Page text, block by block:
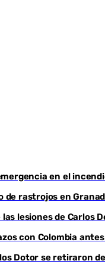
en el
de rastrojos en
las lesiones de Carlos
con Colombia
Dotor se retiraron